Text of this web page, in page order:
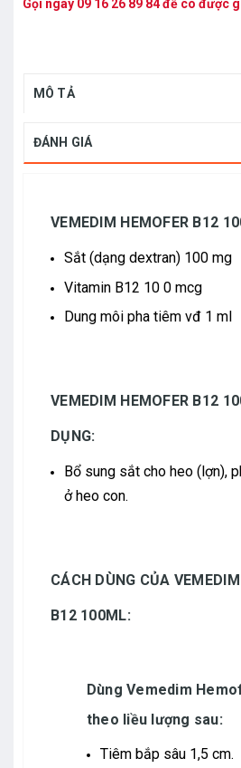
Gọi ngay 09 16 26 89 84để có được
MÔ TẢ
ĐÁNH GIÁ
VEMEDIM HEMOFER B12
Sắt (dạng dextran) 100 mg
Vitamin B12 10 0 mcg
Dung môi pha tiêm vđ 1 ml
VEMEDIM HEMOFER B12
DỤNG:
Bổ sung sắt cho heo (lợn),
ở heo con.
CÁCH DÙNG CỦA
B12 100ML:
Dùng Vemedim
theo liều lượng sau:
Tiêm bắp sâu 1,5 cm.